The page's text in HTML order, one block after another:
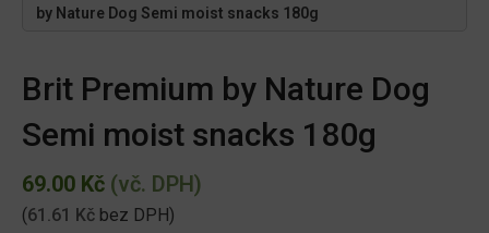
by Nature Dog Semi moist snacks 180g
Brit Premium by Nature Dog
Semi moist snacks 180g
69.00 Kč (vč. DPH)
(61.61 Kč bez DPH)